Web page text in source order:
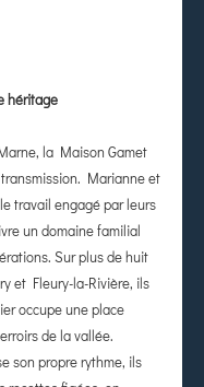
héritage
la Maison Gamet
Marianne et
travail engagé par leurs
un domaine familial
Sur plus de huit
et Fleury-la-Rivière, ils
occupe une place
de la vallée.
son propre rythme, ils